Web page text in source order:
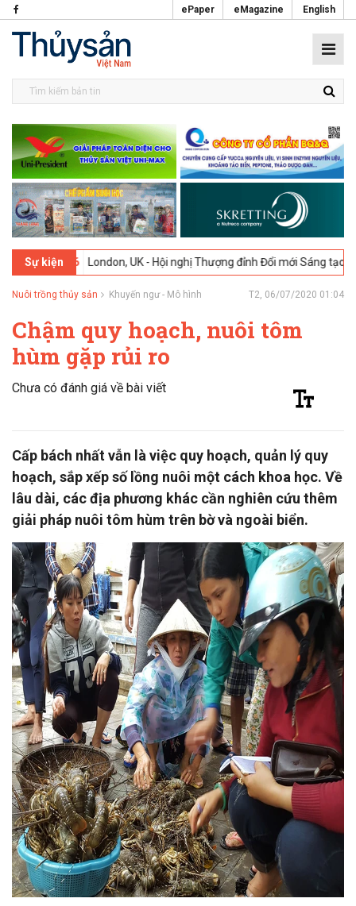
ePaper eMagazine English
Sự kiện
2026 London, UK - Hội nghị Thượng đỉnh Đổi mới Sáng tạo trong
Nuôi trồng thủy sản Khuyến ngư - Mô hình T2, 06/07/2020 01:04
Chậm quy hoạch, nuôi tôm
hùm gặp rủi ro
Chưa có đánh giá về bài viết
Cấp bách nhất vẫn là việc quy hoạch, quản lý quy
hoạch, sắp xếp số lồng nuôi một cách khoa học. Về
lâu dài, các địa phương khác cần nghiên cứu thêm
giải pháp nuôi tôm hùm trên bờ và ngoài biển.